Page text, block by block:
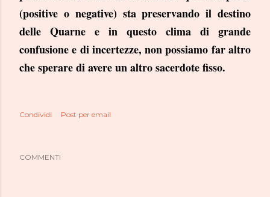
(positive o negative) sta preservando il destino
delle Quarne e in questo clima di grande
confusione e di incertezze, non possiamo far altro
che sperare di avere un altro sacerdote fisso.
Condividi Post per email
COMMENTI